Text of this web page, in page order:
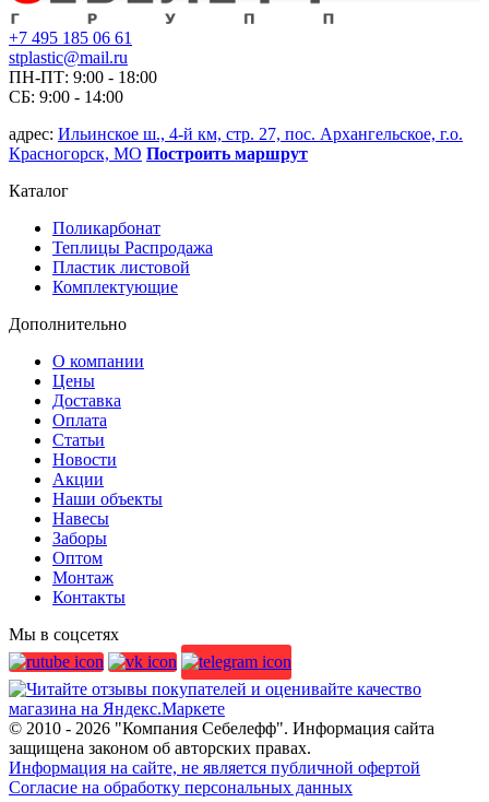
+7 495 185 06 61
stplastic@mail.ru
ПН-ПТ: 9:00 - 18:00
СБ: 9:00 - 14:00
адрес: Ильинское ш., 4-й км, стр. 27, пос. Архангельское, г.о.
Красногорск, МО Построить маршрут
Каталог
Поликарбонат
Теплицы Распродажа
Пластик листовой
Комплектующие
Дополнительно
О компании
Цены
Доставка
Оплата
Статьи
Новости
Акции
Наши объекты
Навесы
Заборы
Оптом
Монтаж
Контакты
Мы в соцсетях
© 2010 - 2026 "Компания Себелефф". Информация сайта
защищена законом об авторских правах.
Информация на сайте, не является публичной офертой
Согласие на обработку персональных данных